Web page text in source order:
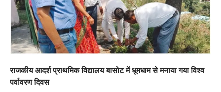
राजकीय आदर्श प्राथमिक विद्यालय बासोट में धूमधाम से मनाया गया विश्व
पर्वावरण दिवस
4
अल्मोड़ा उत्तराखण्ड कुमाऊं ख़बरें
चौखुटिया में सेवा पखवाड़ा शिविर: 954 लोगों ने
लिया लाभ, 191 में से 182 शिकायतों का मौके
पर हुआ निस्तारण
तड़ागताल में आयोजित सेवा पखवाड़ा शिविर में 954 लोगों